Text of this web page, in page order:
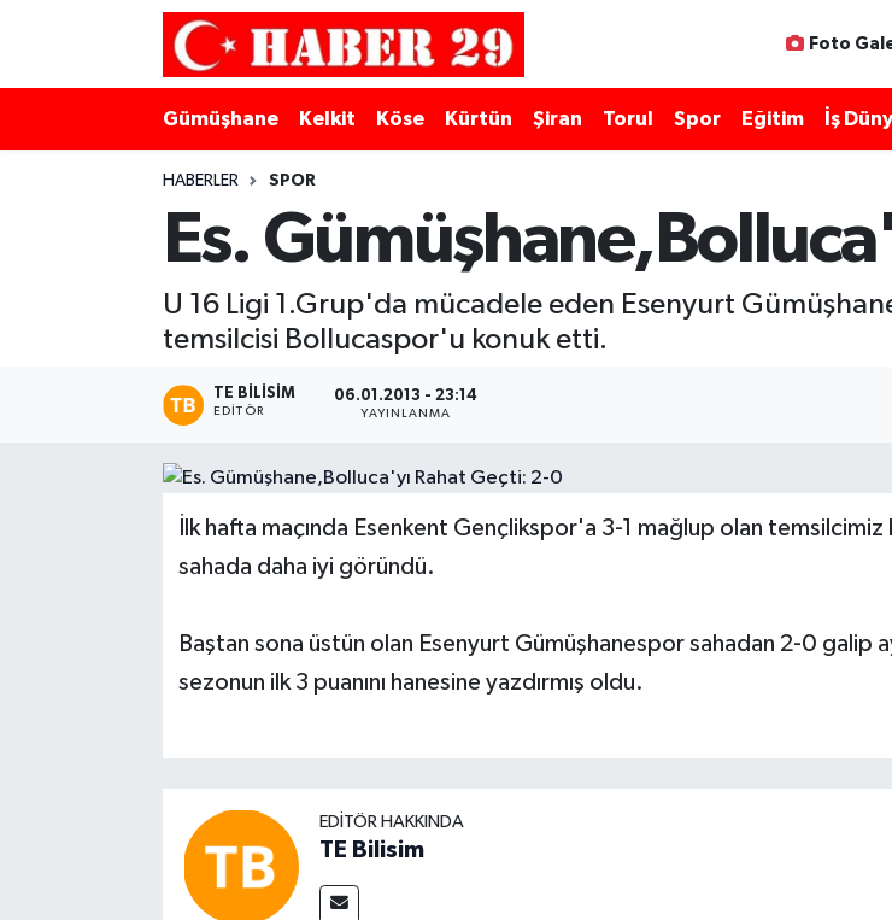
Foto
Gümüşhane Kelkit Köse Kürtün Şiran Torul Spor Eğitim İş
HABERLER SPOR
Es.
U 16 Ligi 1.Grup'da mücadele eden Esenyurt
temsilcisi Bollucaspor'u konuk etti.
TE BILISIM
EDITÖR
06.01.2013 - 23:14
YAYINLANMA
İlk hafta maçında Esenkent Gençlikspor'a 3-1 mağlup olan temsilcimiz
sahada daha iyi göründü.
Baştan sona üstün olan Esenyurt Gümüşhanespor sahadan 2-0 galip
sezonun ilk 3 puanını hanesine yazdırmış oldu.
EDITÖR HAKKINDA
TE Bilisim
Merkez Hava Durumu
Merkez Trafik Yoğunluk Haritası
Süper Lig Puan Durumu ve Fikstür
Son Dakika Haberleri
Haber Arşivi